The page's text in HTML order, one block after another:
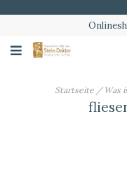
Startseite/ Was